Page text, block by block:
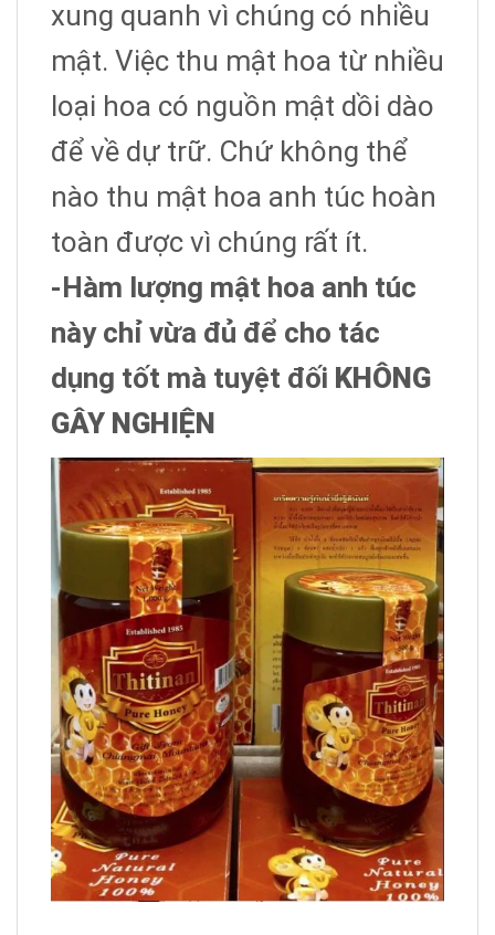
xung quanh vì chúng có nhiều
mật. Việc thu mật hoa từ nhiều
loại hoa có nguồn mật dồi dào
để về dự trữ. Chứ không thể
nào thu mật hoa anh túc hoàn
toàn được vì chúng rất ít.
-Hàm lượng mật hoa anh túc
này chỉ vừa đủ để cho tác
dụng tốt mà tuyệt đối KHÔNG
GÂY NGHIỆN